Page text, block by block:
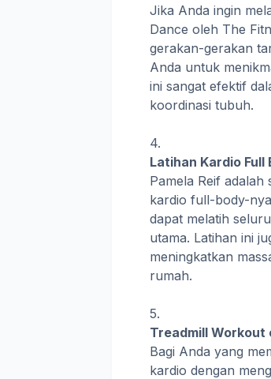
Jika Anda ingin
Dance oleh The
gerakan-gerakan
Anda untuk
ini sangat efektif
koordinasi tubuh.
Latihan Kardio Full
Pamela Reif
kardio full-body-
dapat melatih
utama. Latihan ini
meningkatkan
rumah.
Treadmill Workout
Bagi Anda yang
kardio dengan